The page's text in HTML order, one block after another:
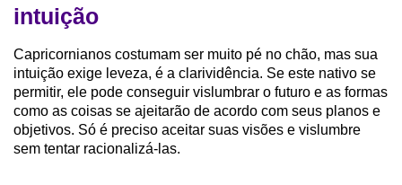
intuição
Capricornianos costumam ser muito pé no chão, mas sua
intuição exige leveza, é a clarividência. Se este nativo se
permitir, ele pode conseguir vislumbrar o futuro e as formas
como as coisas se ajeitarão de acordo com seus planos e
objetivos. Só é preciso aceitar suas visões e vislumbre
sem tentar racionalizá-las.